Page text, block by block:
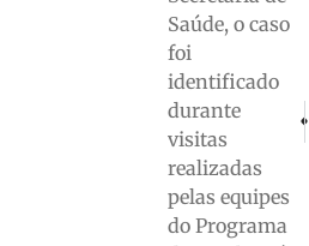
Saúde, o caso
foi
identificado
durante
visitas
realizadas
pelas equipes
do Programa